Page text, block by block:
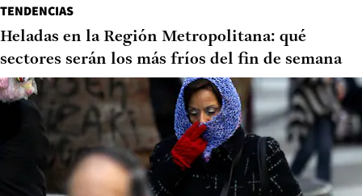
TENDENCIAS
Heladas en la Región Metropolitana: qué
sectores serán los más fríos del fin de semana